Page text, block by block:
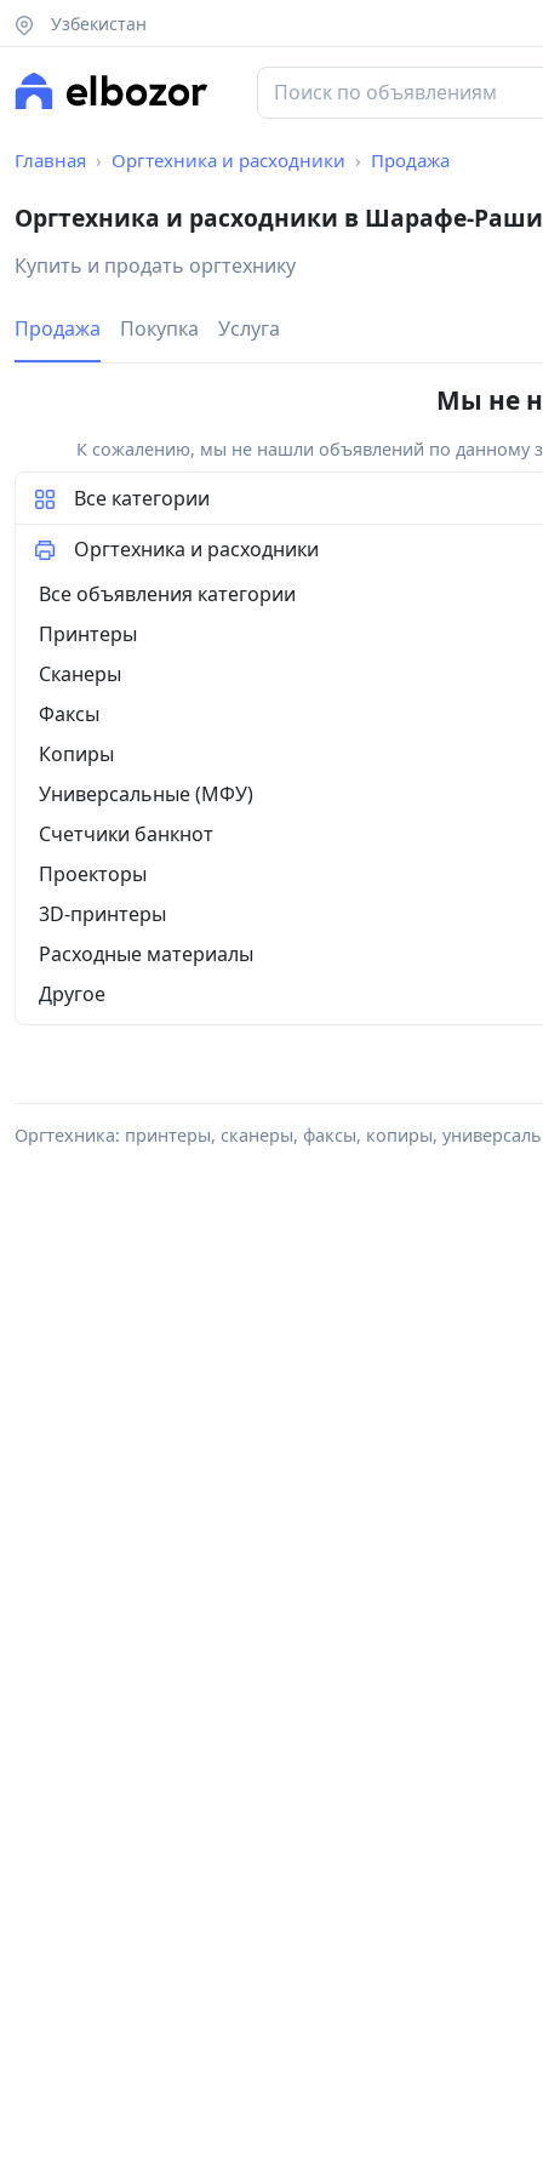
Узбекистан
Главная Оргтехника и расходники Продажа
Оргтехника и расходники в Шарафе-
Купить и продать оргтехнику
Продажа Покупка Услуга
Мы не
К сожалению, мы не нашли объявлений по данному
Все категории
Оргтехника и расходники
Все объявления категории
Принтеры
Сканеры
Факсы
Копиры
Универсальные (МФУ)
Счетчики банкнот
Проекторы
3D-принтеры
Расходные материалы
Другое
Оргтехника: принтеры, сканеры, факсы, копиры,